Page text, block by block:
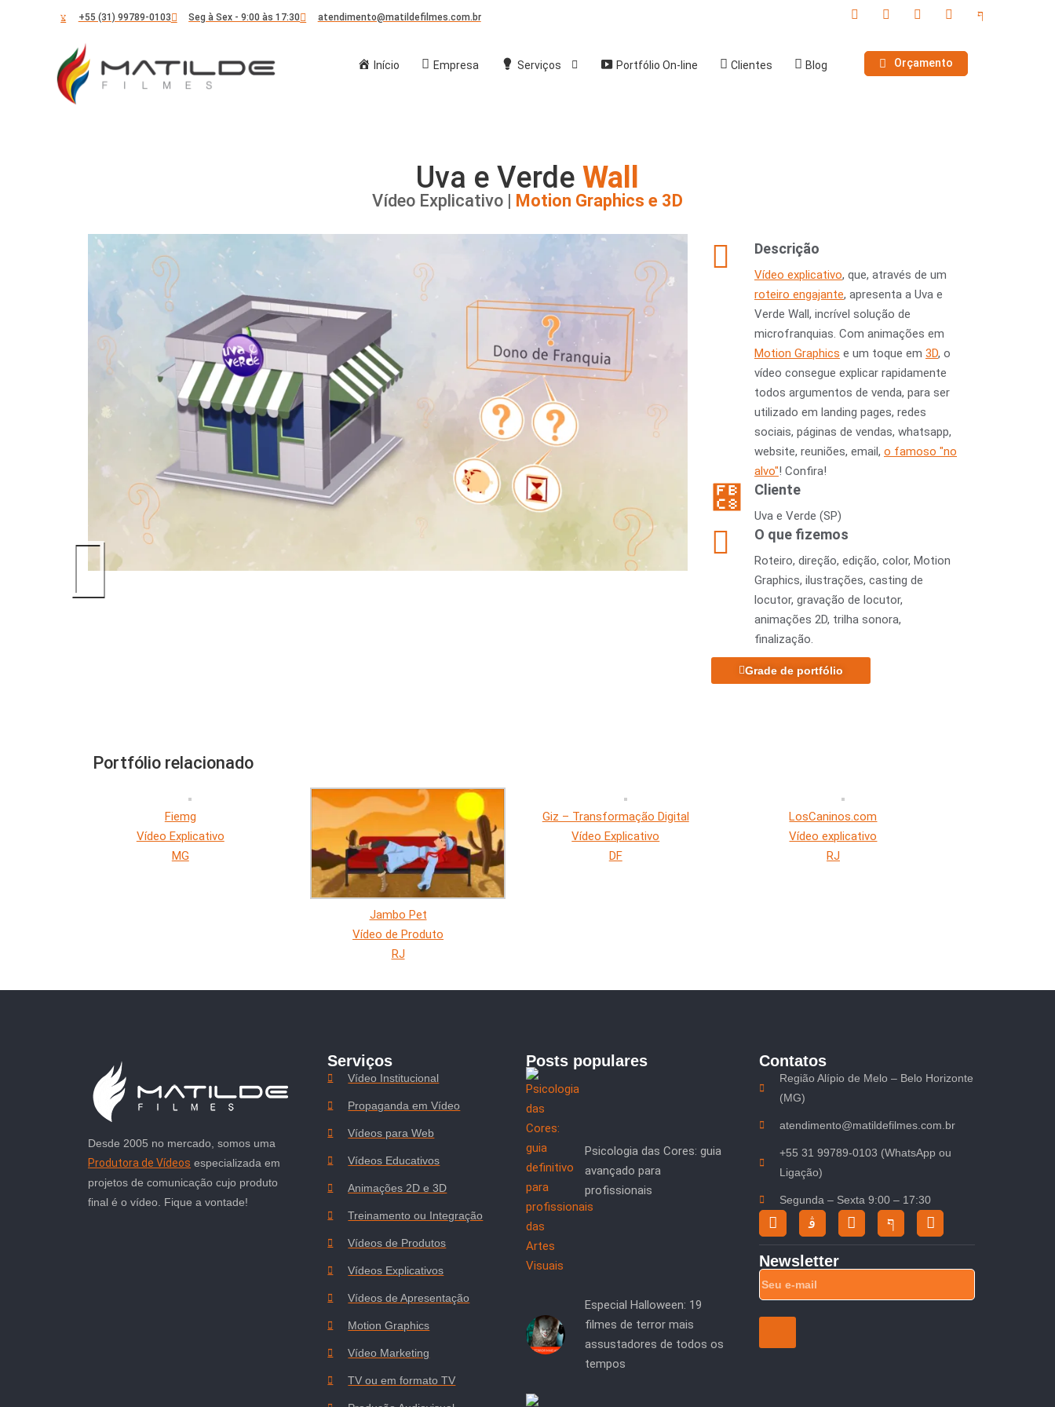
+55 (31) 99789-0103 Seg à Sex - 9:00 às 17:30 atendimento@matildefilmes.com.br
Início Empresa Serviços Portfólio On-line Clientes Blog Orçamento
Uva e Verde Wall
Vídeo Explicativo | Motion Graphics e 3D
Descrição
Vídeo explicativo, que, através de um
roteiro engajante, apresenta a Uva e
Verde Wall, incrível solução de
microfranquias. Com animações em
Motion Graphics e um toque em 3D, o
vídeo consegue explicar rapidamente
todos argumentos de venda, para ser
utilizado em landing pages, redes
sociais, páginas de vendas, whatsapp,
website, reuniões, email, o famoso "no
alvo"! Confira!
Cliente
Uva e Verde (SP)
O que fizemos
Roteiro, direção, edição, color, Motion
Graphics, ilustrações, casting de
locutor, gravação de locutor,
animações 2D, trilha sonora,
finalização.
Grade de portfólio
Portfólio relacionado
Fiemg
Vídeo Explicativo
MG
Jambo Pet
Vídeo de Produto
RJ
Giz – Transformação Digital
Vídeo Explicativo
DF
LosCaninos.com
Vídeo explicativo
RJ
Desde 2005 no mercado, somos uma
Produtora de Vídeos especializada em
projetos de comunicação cujo produto
final é o vídeo. Fique a vontade!
Serviços
Vídeo Institucional
Propaganda em Vídeo
Vídeos para Web
Vídeos Educativos
Animações 2D e 3D
Treinamento ou Integração
Vídeos de Produtos
Vídeos Explicativos
Vídeos de Apresentação
Motion Graphics
Vídeo Marketing
TV ou em formato TV
Posts populares
Psicologia das Cores: guia
avançado para
profissionais
Especial Halloween: 19
filmes de terror mais
assustadores de todos os
tempos
Contatos
Região Alípio de Melo – Belo Horizonte
(MG)
atendimento@matildefilmes.com.br
+55 31 99789-0103 (WhatsApp ou
Ligação)
Segunda – Sexta 9:00 – 17:30
Newsletter